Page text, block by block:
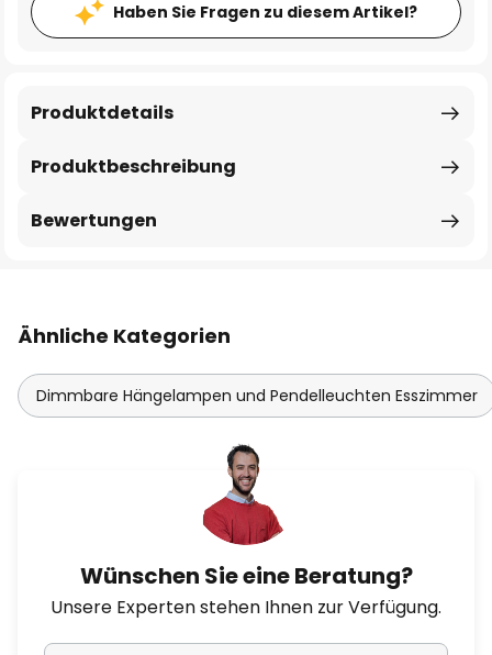
Haben Sie Fragen zu diesem Artikel?
Produktbeschreibung
Produktdetails
Bewertungen
Ähnliche Kategorien
Dimmbare Hängelampen und Pendelleuchten Esszimmer
Wünschen Sie eine Beratung?
Unsere Experten stehen Ihnen zur Verfügung.